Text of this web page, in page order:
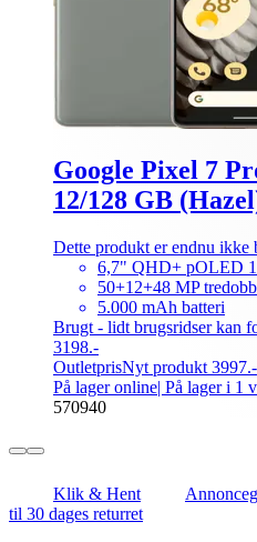
Google Pixel 7
12/128 GB
Dette produkt er endnu ikke
6,7" QHD+ pOLED
50+12+48 MP
5.000 mAh batteri
Brugt - lidt brugsridser kan
3198.-
OutletprisNyt produkt 3997.-
På lager online| På lager i 1
570940
Klik & Hent
til 30 dages returret